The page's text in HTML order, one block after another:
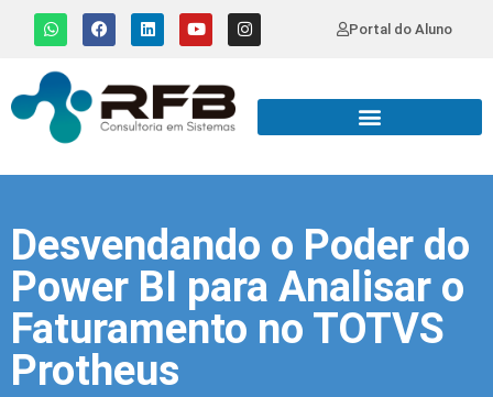
Portal do Aluno
Desvendando o Poder do
Power BI para Analisar o
Faturamento no TOTVS
Protheus